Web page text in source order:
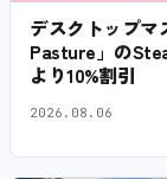
デスクトップマ
Pasture」の
より10%割引
2026.08.06